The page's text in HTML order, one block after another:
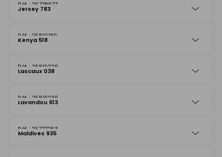
25778977
Jersey 783
25810189
Kenya 518
25819229
Lascaux 038
25819236
Lavandou 613
25777253
Maldives 935